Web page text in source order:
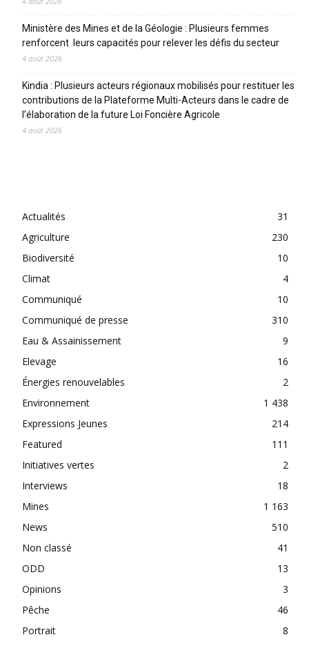
Ministère des Mines et de la Géologie : Plusieurs femmes
renforcent leurs capacités pour relever les défis du secteur
4 août 2026
Kindia : Plusieurs acteurs régionaux mobilisés pour restituer les
contributions de la Plateforme Multi-Acteurs dans le cadre de
l’élaboration de la future Loi Foncière Agricole
4 août 2026
Actualités
31
Agriculture
230
Biodiversité
10
Climat
4
Communiqué
10
Communiqué de presse
310
Eau & Assainissement
9
Elevage
16
Énergies renouvelables
2
Environnement
1 438
Expressions Jeunes
214
Featured
111
Initiatives vertes
2
Interviews
18
Mines
1 163
News
510
Non classé
41
ODD
13
Opinions
3
Pêche
46
Portrait
8